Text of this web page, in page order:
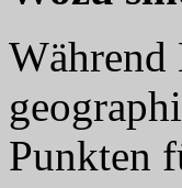
Während
Punkten